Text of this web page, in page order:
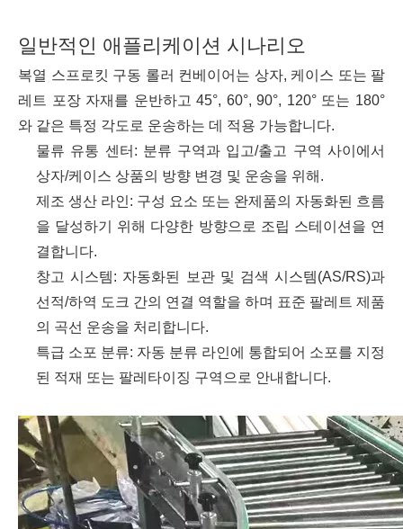
일반적인 애플리케이션 시나리오
복열 스프로킷 구동 롤러 컨베이어는 상자, 케이스 또는 팔
레트 포장 자재를 운반하고 45°, 60°, 90°, 120° 또는 180°
와 같은 특정 각도로 운송하는 데 적용 가능합니다.
물류 유통 센터: 분류 구역과 입고/출고 구역 사이에서
상자/케이스 상품의 방향 변경 및 운송을 위해.
제조 생산 라인: 구성 요소 또는 완제품의 자동화된 흐름
을 달성하기 위해 다양한 방향으로 조립 스테이션을 연
결합니다.
창고 시스템: 자동화된 보관 및 검색 시스템(AS/RS)과
선적/하역 도크 간의 연결 역할을 하며 표준 팔레트 제품
의 곡선 운송을 처리합니다.
특급 소포 분류: 자동 분류 라인에 통합되어 소포를 지정
된 적재 또는 팔레타이징 구역으로 안내합니다.